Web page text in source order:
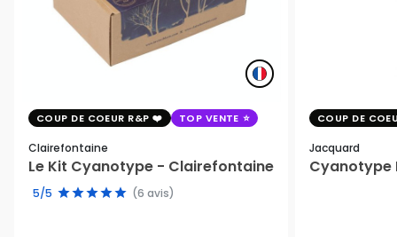
COUP DE COEUR R&P TOP VENTE
Clairefontaine
Le Kit Cyanotype - Clairefontaine
5/5 (6 avis)
COUP DE
Jacquard
Cyanotype